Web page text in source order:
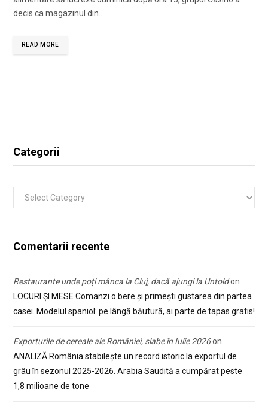
decis ca magazinul din…
READ MORE
Categorii
Categorii
Comentarii recente
Restaurante unde poți mânca la Cluj, dacă ajungi la Untoldon
LOCURI ȘI MESE Comanzi o bere și primești gustarea din partea
casei. Modelul spaniol: pe lângă băutură, ai parte de tapas gratis!
Exporturile de cereale ale României, slabe în Iulie 2026on
ANALIZĂ România stabilește un record istoric la exportul de
grâu în sezonul 2025-2026. Arabia Saudită a cumpărat peste
1,8 milioane de tone